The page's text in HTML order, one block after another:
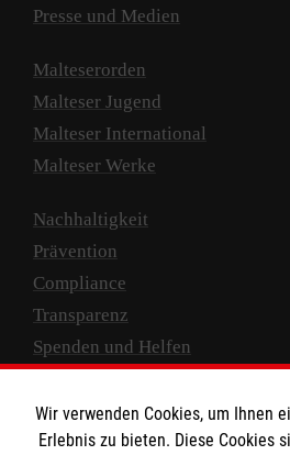
Presse und Medien
Malteserorden
Malteser Jugend
Malteser International
Malteser Werke
Nachhaltigkeit
Prävention
Compliance
Transparenz
Spenden und Helfen
Empfänger: Malteser Hilfsdienst
Wir verwenden Cookies, um Ihnen
Erlebnis zu bieten. Diese Cookies